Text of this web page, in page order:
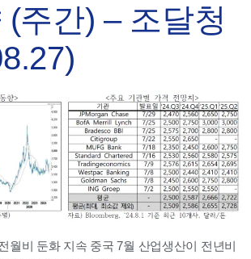
(주간) – 조달청
월비 둔화 지속 중국 7월 산업생산이 전년비